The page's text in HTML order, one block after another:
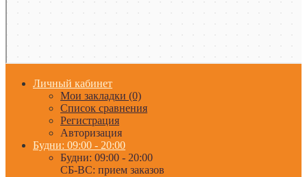
Личный кабинет
Мои закладки (0)
Список сравнения
Регистрация
Авторизация
Будни: 09:00 - 20:00
Будни: 09:00 - 20:00
СБ-ВС: прием заказов